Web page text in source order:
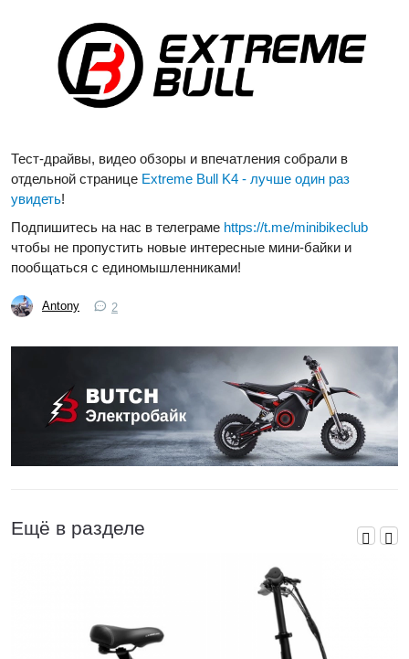
Тест-драйвы, видео обзоры и впечатления собрали в
отдельной странице Extreme Bull K4 - лучше один раз
увидеть!
Подпишитесь на нас в телеграме https://t.me/minibikeclub
чтобы не пропустить новые интересные мини-байки и
пообщаться с единомышленниками!
Antony 2
Ещё в разделе